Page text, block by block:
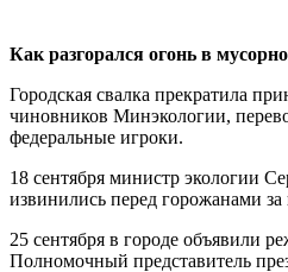
Как разгорался огонь в
Городская свалка прекратила
чиновников Минэкологии,
федеральные игроки.
18 сентября министр экологии
извинились перед горожанами
25 сентября в городе объявили
Полномочный представитель